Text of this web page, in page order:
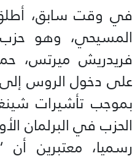
في وقت سابق، أطلق
المسيحي، وهو حزب
فريدريش ميرتس،
على دخول الروس إلى
بموجب تأشيرات
الحزب في البرلمان
رسميا، معتبرين